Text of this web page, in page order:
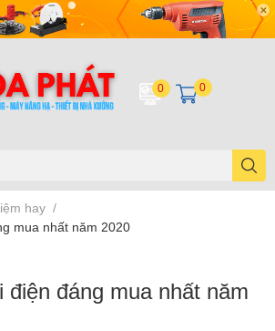
0 0
hay /
mua nhất năm 2020
điện đáng mua nhất năm